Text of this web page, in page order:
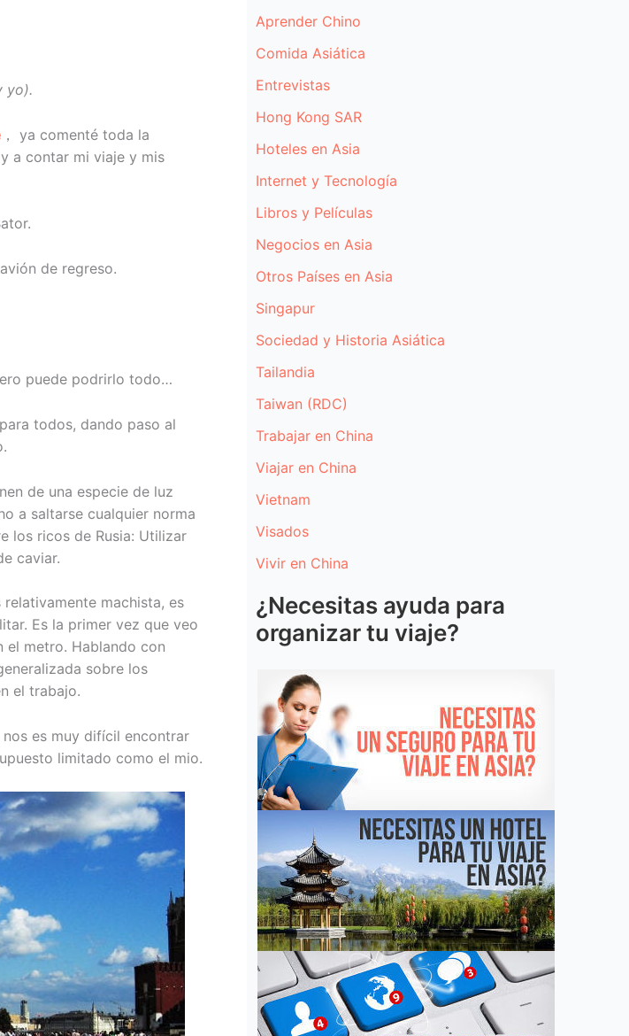
yo).
， ya comenté toda la
a contar mi viaje y mis
de regreso.
puede podrirlo todo…
todos, dando paso al
de una especie de luz
a saltarse cualquier norma
los ricos de Rusia: Utilizar
caviar.
machista, es
Es la primer vez que veo
el metro. Hablando con
sobre los
el trabajo.
es muy difícil encontrar
limitado como el mio.
Aprender Chino
Comida Asiática
Entrevistas
Hong Kong SAR
Hoteles en Asia
Internet y Tecnología
Libros y Películas
Negocios en Asia
Otros Países en Asia
Singapur
Sociedad y Historia Asiática
Tailandia
Taiwan (RDC)
Trabajar en China
Viajar en China
Vietnam
Visados
Vivir en China
¿Necesitas ayuda para
organizar tu viaje?